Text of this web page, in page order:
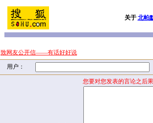
关于 北帕
致网友公开信——有话好好说
用户：
您要对您发表的言论之后